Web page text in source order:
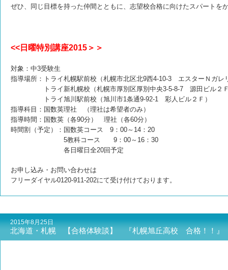
ぜひ、同じ目標を持った仲間とともに、志望校合格に向けたスパートを
<<日曜特別講座2015＞＞
対象：中3受験生
指導場所：トライ札幌駅前校（札幌市北区北9西4-10-3 エスターＮガレ
トライ新札幌校（札幌市厚別区厚別中央3-5-8-7 源田ビル２
トライ旭川駅前校（旭川市1条通9-92-1 彩人ビル２Ｆ）
指導科目：国数英理社 （理社は希望者のみ）
指導時間：国数英（各90分） 理社（各60分）
時間割（予定）：国数英コース 9：00～14：20
5教科コース 9：00～16：30
各日曜日全20回予定
お申し込み・お問い合わせは
フリーダイヤル0120-911-202にて受け付けております。
2015年8月25日
北海道・札幌 【合格体験談】 『札幌旭丘高校 合格！！』